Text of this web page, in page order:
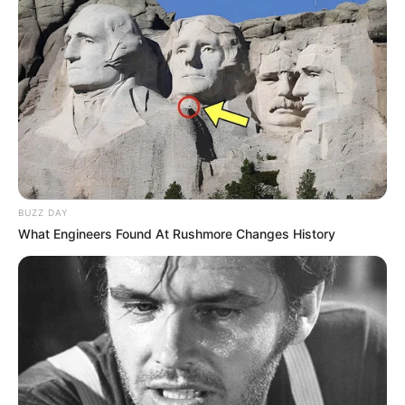
plus approchant de la vérité ?
Astro Scorpion: 11 – 7 – 5 – 4 – 2 soit un e.Tiercé Ordre en 5
chevaux à *396,00 € (*PMU.fr)
Paris Normandie : 7 – 11 – 5 – 2 – 4 – 9 – 14 – 1
Retrouvez également les principaux pronostics Quinté de
la presse, ainsi qu’une synthèse du Tiercé Quarté Quinté
un peu plus bas sur cette même page.
Le pronostic étant établi 24 heures à l’avance, il est
préférable de venir vérifier celui-ci quelques minutes avant
le départ. Car dans le cas de non-partant le pronostic est
susceptible d’évoluer jusqu’à 15 minutes avant la course
du Tiercé Quarté Quinté.
Pour vous aider à faire votre prono n’hésitez pas à utiliser
BUZZ DAY
What Engineers Found At Rushmore Changes History